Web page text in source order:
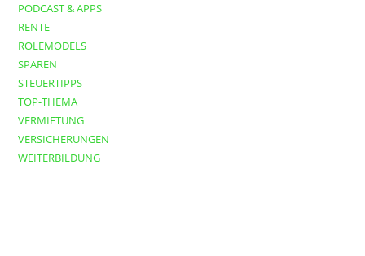
PODCAST & APPS
RENTE
ROLEMODELS
SPAREN
STEUERTIPPS
TOP-THEMA
VERMIETUNG
VERSICHERUNGEN
WEITERBILDUNG